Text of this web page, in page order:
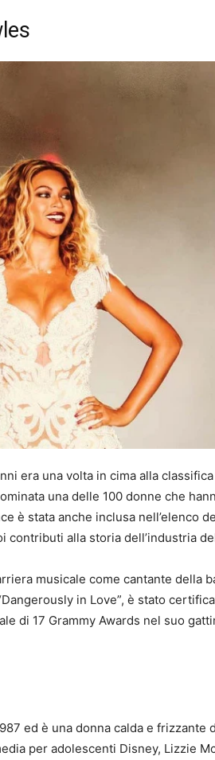
era una volta in cima alla
una delle 100 donne che
è stata anche inclusa nell’elenco
contributi alla storia dell’industria
musicale come cantante della
in Love”, è stato
di 17 Grammy Awards nel suo
ed è una donna calda e frizzante
per adolescenti Disney, Lizzie